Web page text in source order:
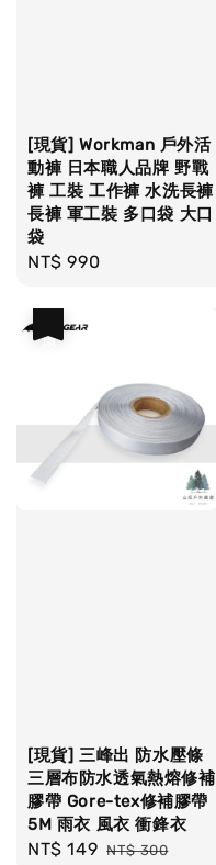
[現貨] Workman 戶外活
動褲 日本職人品牌 野戰
褲 工裝 工作褲 水洗長褲
長褲 軍工裝 多口袋 大口
袋
Regular
NT$ 990
[現貨] 三峰出 防水壓條
三層布防水透氣熱熔修補
膠帶 Gore-tex修補膠帶
5M 雨衣 風衣 衝鋒衣
Sale
NT$ 149 Regular
NT$ 300